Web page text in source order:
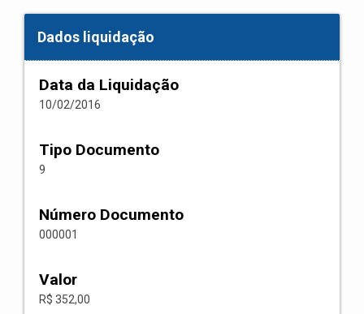
Dados liquidação
Data da Liquidação
10/02/2016
Tipo Documento
9
Número Documento
000001
Valor
R$ 352,00